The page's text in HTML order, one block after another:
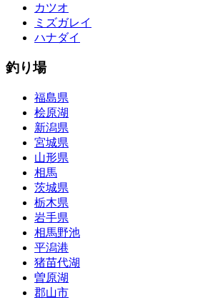
カツオ
ミズガレイ
ハナダイ
釣り場
福島県
桧原湖
新潟県
宮城県
山形県
相馬
茨城県
栃木県
岩手県
相馬野池
平潟港
猪苗代湖
曽原湖
郡山市